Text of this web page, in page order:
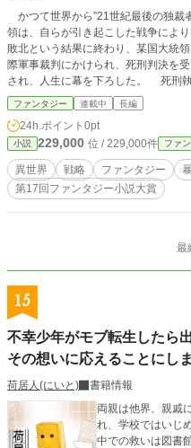
かつて世界から”21世紀最後の独裁
領は、自らが引き起こした戦争によ
敗北という結果に終わり、某国大統
際軍事裁判にかけられ、死刑判決を
され、人生に幕を下ろした。 死刑
は、真っ白な空間に一人、女神のよ
某国大統領に女神は突如”ある試練”
ると言われ……。 元某国大統領こと
チャンス”によって、二度目の人生を
ファンタジー 連載中 長編
24h.ポイント 0pt
小説 229,000 位 / 229,000件 ファ
異世界 戦略 ファンタジー
第17回ファンタジー小説大賞
最
15
不幸少年がモブ転生したら
その想いに応えることにし
荷居人(にいと)
書籍情報
両親は他界、親戚
れ、学校ではいじ
中での救いは図書